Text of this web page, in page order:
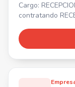
Cargo:
contratando
JOINVILLE - R.
Pessoas com